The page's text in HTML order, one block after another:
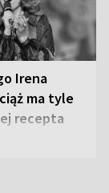
Irena
ma tyle
recepta